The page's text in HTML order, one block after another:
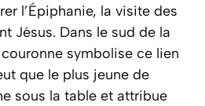
l’Épiphanie, la visite des
Jésus. Dans le sud de la
symbolise ce lien
que le plus jeune de
sous la table et attribue